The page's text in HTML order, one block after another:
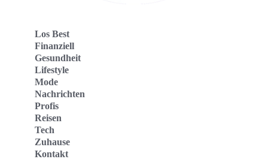
Los Best
Finanziell
Gesundheit
Lifestyle
Mode
Nachrichten
Profis
Reisen
Tech
Zuhause
Kontakt